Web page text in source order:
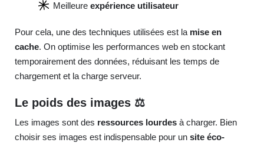
Meilleure expérience utilisateur
Pour cela, une des techniques utilisées est la mise en
cache. On optimise les performances web en stockant
temporairement des données, réduisant les temps de
chargement et la charge serveur.
Le poids des images ⚖️
Les images sont des ressources lourdes à charger. Bien
choisir ses images est indispensable pour un site éco-